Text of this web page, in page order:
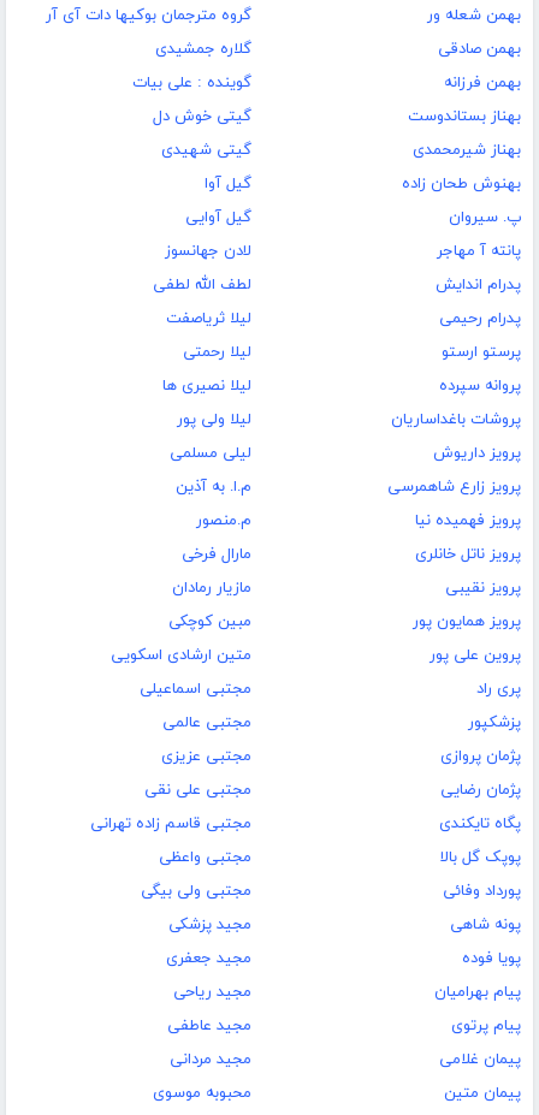
بهمن شعله ور
بهمن صادقی
بهمن فرزانه
بهناز بستاندوست
بهناز شیرمحمدی
بهنوش طحان زاده
پ. سیروان
پانته آ مهاجر
پدرام اندایش
پدرام رحیمی
پرستو ارستو
پروانه سپرده
پروشات باغداساریان
پرویز داریوش
پرویز زارع شاهمرسی
پرویز فهمیده نیا
پرویز ناتل خانلری
پرویز نقیبی
پرویز همایون پور
پروین علی پور
پری راد
پزشکپور
پژمان پروازی
پژمان رضایی
پگاه تایکندی
پوپک گل بالا
پورداد وفائی
پونه شاهی
پویا فوده
پیام بهرامیان
پیام پرتوی
پیمان غلامی
پیمان متین
گروه مترجمان بوکیها دات آی آر
گلاره جمشیدی
گوینده : علی بیات
گیتی خوش دل
گیتی شهیدی
گیل آوا
گیل آوایی
لادن جهانسوز
لطف الله لطفی
لیلا ثریاصفت
لیلا رحمتی
لیلا نصیری ها
لیلا ولی پور
لیلی مسلمی
م.ا. به آذین
م.منصور
مارال فرخى
مازیار رمادان
مبین کوچکی
متین ارشادی اسکویی
مجتبی اسماعیلی
مجتبی عالمی
مجتبی عزیزی
مجتبی علی نقی
مجتبی قاسم زاده تهرانی
مجتبی واعظی
مجتبی ولی بیگی
مجید پزشکی
مجید جعفری
مجید ریاحی
مجید عاطفی
مجید مردانی
محبوبه موسوی